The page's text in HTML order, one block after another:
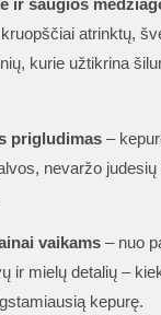
ir saugios
atrinktų,
kurie užtikrina
prigludimas–
nevaržo
vaikams– nuo
ir mielų detalių –
kepurę.